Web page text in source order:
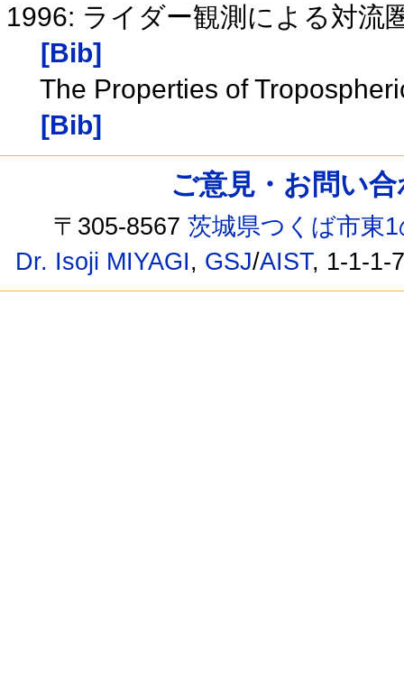
1996: ライダー観測による対
[Bib]
The Properties of
[Bib]
ご意見・お問い
〒305-8567茨城県つくば市東
Dr. Isoji MIYAGI, GSJ/AIST, 1-1-1-